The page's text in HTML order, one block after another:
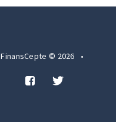
FinansCepte © 2026 •